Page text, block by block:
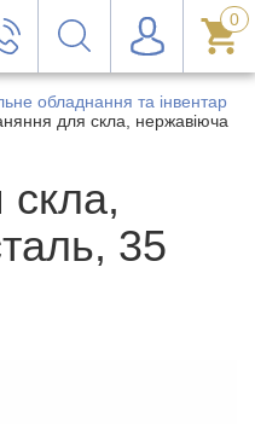
0
обладнання та інвентар
для скла, нержавіюча
скла,
35